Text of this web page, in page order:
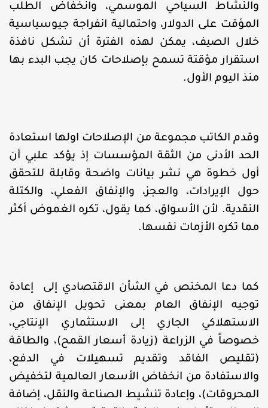
والنشاط السياحي الموسمي، وانخفاض الطلب
المؤقت على الدولار، واحتمالية انفراجة جيوسياسية
خلال الصيف، يمكن لهذه الفترة أن تشكل نافذة
استقرار مؤقتة تسمح بإصلاحات كان يجب البدء بها
منذ اليوم الأول.
وقدم الكاتب مجموعة من الإصلاحات اولها استعادة
الحد الأدنى من الثقة المؤسسات إذ يؤكد علبي أن
أول خطوة هي نشر بيانات واضحة وقابلة للتحقق
حول الإيرادات، والعجز، والإنفاق الفعلي، والكتلة
النقدية. لأن الأسواق، كما يقول، تكره الغموض أكثر
مما تكره الأزمات نفسها.
كما دعا المختص في الشأن الاقتصادي إلى إعادة
توجيه الإنفاق العام بمعنى تحويل الإنفاق من
الاستهلاكي الجاري إلى الاستثماري الإنتاجي،
خصوصاً في الزراعة (زيادة أسعار القمح)، والطاقة
(تقليص الفاقد وتقديم تسهيلات في الدفع،
والاستفادة من انخفاض الأسعار العالمية لتخفيض
المحروقات)، وإعادة تنشيط الصناعة والنقل، إضافة